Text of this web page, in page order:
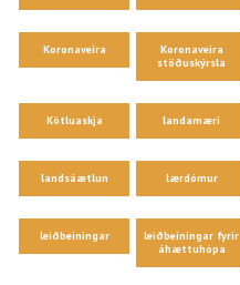
Koronaveira
Koronaveira
stöðuskýrsla
Kötluaskja landamæri
landsáætlun lærdómur
leiðbeiningar
leiðbeiningar fyrir
áhættuhópa